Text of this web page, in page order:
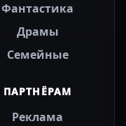
Фантастика
Драмы
Семейные
ПАРТНЁРАМ
Реклама